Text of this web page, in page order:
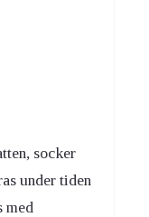
socker
under tiden
med